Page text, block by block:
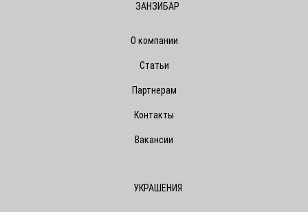
ЗАНЗИБАР
О компании
Статьи
Партнерам
Контакты
Вакансии
УКРАШЕНИЯ